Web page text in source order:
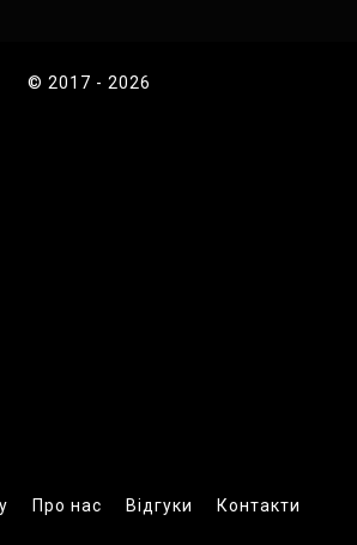
© 2017 - 2026
Про нас Відгуки Контакти